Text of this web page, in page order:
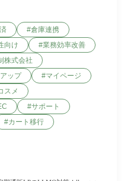
倉庫連携
向け
業務効率改善
株式会社
ップ
マイページ
スメ
サポート
カート移行